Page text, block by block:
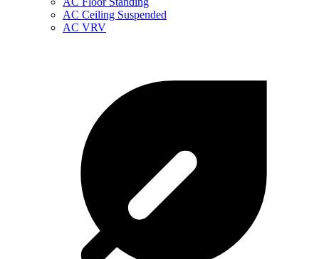
AC Ceiling Suspended
AC VRV